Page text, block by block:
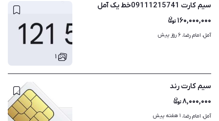
۱
سیم کارت 09111215741خط یک آمل
۱۶۰,۰۰۰,۰۰۰
آمل، امام رضا، ۶ روز پیش
سیم کارت رند
۸,۰۰۰,۰۰۰
آمل، امام رضا، ۱ هفته پیش